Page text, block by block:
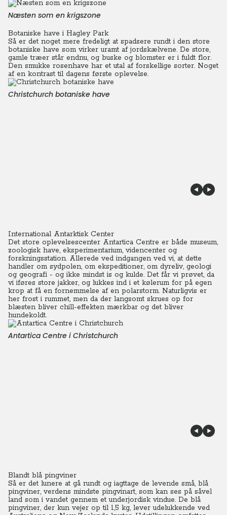
Næsten som en krigszone
Botaniske have i Hagley Park
Så er det noget mere fredeligt at spadsere rundt i den store
botaniske have som virker uramt af jordskælvene. De store,
gamle træer står endnu, og buske og blomster er i fuldt flor.
Den smukke rosenhave har et utal af forskellige sorter. Noget
af en kontrast til dagens første oplevelse.
Christchurch botaniske have
International Antarktisk Center
Det store oplevelsescenter Antartica Centre er både museum,
zoologisk have, eksperimentarium, videncenter og
forskningsstation. Allerede ved indgangen ved vi, at dette
handler om sydpolen, om ekspeditioner, om dyreliv, geologi
og geografi - og ikke mindst is og kulde. Det får vi prøvet, da
vi iføres store jakker, og lukkes ind i et kølerum for på egen
krop at få en fornemmelse af en polarstorm. Naturligvis er
her frost i rummet, men da der langsomt skrues op for
blæsten bliver chill-effekten mærkbar og det bliver
hundekoldt.
Antartica Centre i Christchurch
Blandt blå pingviner
Så er det lunere at gå rundt og iagttage de levende små, blå
pingviner, verdens mindste pingvinart, som kan ses på såvel
land som i vandet gennem et underjordisk vindue. De blå
pingviner, der kun vejer op til 1,5 kg, lever udelukkende ved